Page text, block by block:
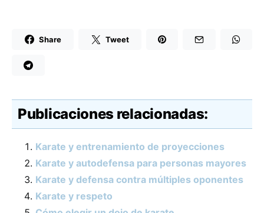
Share Tweet
Publicaciones relacionadas:
Karate y entrenamiento de proyecciones
Karate y autodefensa para personas mayores
Karate y defensa contra múltiples oponentes
Karate y respeto